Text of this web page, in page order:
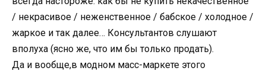
/ некрасивое / неженственное / бабское / холодное /
жаркое и так далее… Консультантов слушают
вполуха (ясно же, что им бы только продать).
Да и вообще,в модном масс-маркете этого